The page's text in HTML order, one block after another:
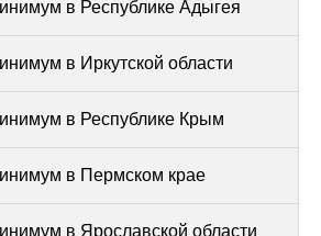
в Республике Адыгея
в Иркутской области
в Республике Крым
в Пермском крае
в Ярославской области